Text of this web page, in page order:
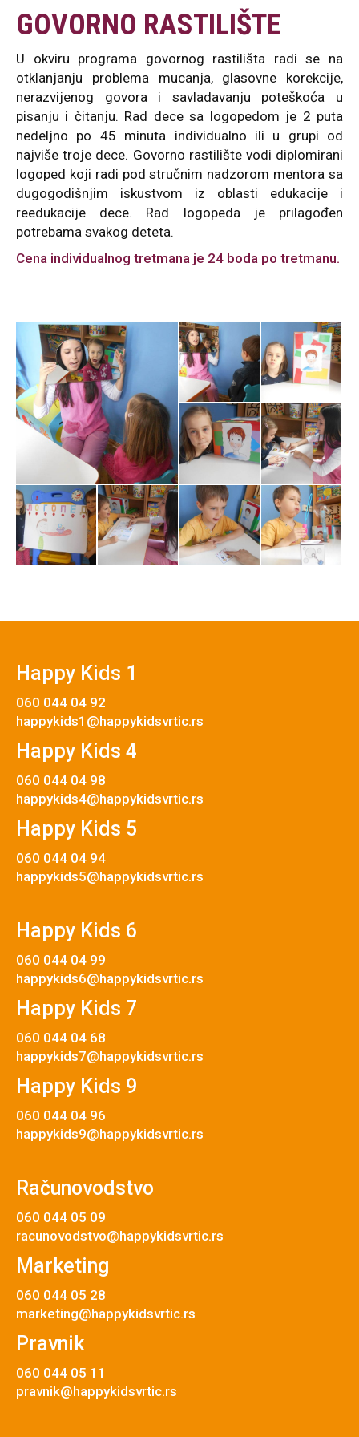
GOVORNO RASTILIŠTE
U okviru programa govornog rastilišta radi se na
otklanjanju problema mucanja, glasovne korekcije,
nerazvijenog govora i savladavanju poteškoća u
pisanju i čitanju. Rad dece sa logopedom je 2 puta
nedeljno po 45 minuta individualno ili u grupi od
najviše troje dece. Govorno rastilište vodi diplomirani
logoped koji radi pod stručnim nadzorom mentora sa
dugogodišnjim iskustvom iz oblasti edukacije i
reedukacije dece. Rad logopeda je prilagođen
potrebama svakog deteta.
Cena individualnog tretmana je 24 boda po tretmanu.
Happy Kids 1
060 044 04 92
happykids1@happykidsvrtic.rs
Happy Kids 4
060 044 04 98
happykids4@happykidsvrtic.rs
Happy Kids 5
060 044 04 94
happykids5@happykidsvrtic.rs
Happy Kids 6
060 044 04 99
happykids6@happykidsvrtic.rs
Happy Kids 7
060 044 04 68
happykids7@happykidsvrtic.rs
Happy Kids 9
060 044 04 96
happykids9@happykidsvrtic.rs
Računovodstvo
060 044 05 09
racunovodstvo@happykidsvrtic.rs
Marketing
060 044 05 28
marketing@happykidsvrtic.rs
Pravnik
060 044 05 11
pravnik@happykidsvrtic.rs